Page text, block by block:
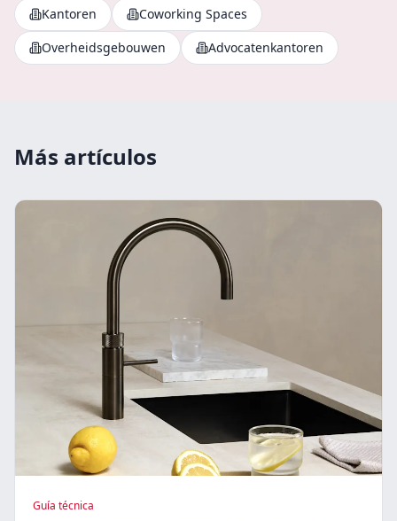
Kantoren
Coworking Spaces
Overheidsgebouwen
Advocatenkantoren
Más artículos
Guía técnica